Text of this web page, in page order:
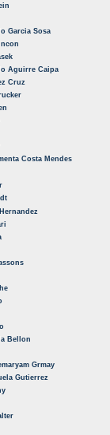
Garcia Sosa
Aguirre Caipa
Cruz
Costa Mendes
Bellon
Grmay
Gutierrez